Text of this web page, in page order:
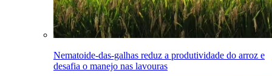
Nematoide-das-galhas reduz a produtividade do arroz e
desafia o manejo nas lavouras